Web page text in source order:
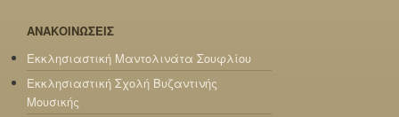
ΑΝΑΚΟΙΝΩΣΕΙΣ
Εκκλησιαστική Μαντολινάτα Σουφλίου
Εκκλησιαστική Σχολή Βυζαντινής
Μουσικής